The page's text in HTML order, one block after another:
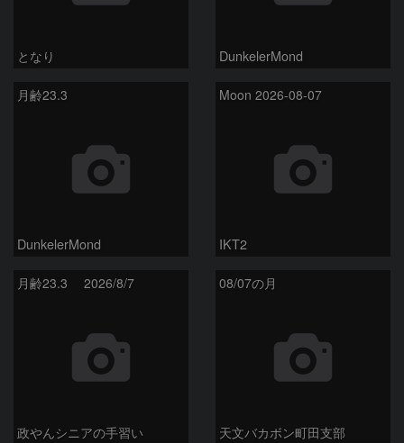
となり DunkelerMond
月齢23.3
DunkelerMond
Moon 2026-08-07
IKT2
月齢23.3 2026/8/7
政やんシニアの手習い
08/07の月
天文バカボン町田支部